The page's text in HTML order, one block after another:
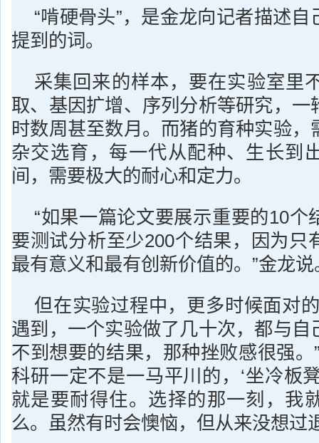
“啃硬骨头”，是金龙向记者描述
提到的词。
采集回来的样本，要在实验室里
取、基因扩增、序列分析等研究，一
时数周甚至数月。而猪的育种实验，
杂交选育，每一代从配种、生长到
间，需要极大的耐心和定力。
“如果一篇论文要展示重要的10个
要测试分析至少200个结果，因为只
最有意义和最有创新价值的。”金龙说
但在实验过程中，更多时候面对
遇到，一个实验做了几十次，都与自
不到想要的结果，那种挫败感很强。
科研一定不是一马平川的，‘坐冷板
就是要耐得住。选择的那一刻，我
么。虽然有时会懊恼，但从来没想过